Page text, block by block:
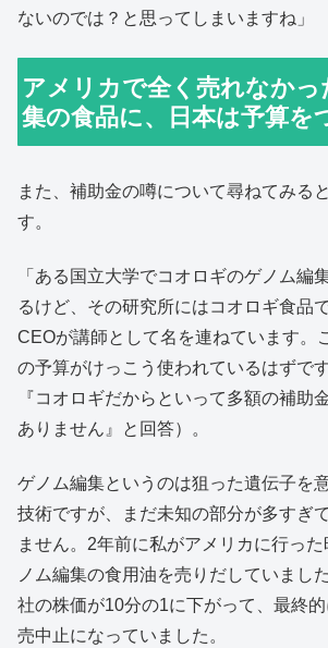
ないのでは？と思ってしまいますね」
アメリカで全く売れなか
集の食品に、日本は予算を
また、補助金の噂について尋ねてみる
す。
「ある国立大学でコオロギのゲノム編
るけど、その研究所にはコオロギ食品
CEOが講師として名を連ねています。
の予算がけっこう使われているはずで
『コオロギだからといって多額の補助
ありません』と回答）。
ゲノム編集というのは狙った遺伝子を
技術ですが、まだ未知の部分が多すぎ
ません。2年前に私がアメリカに行っ
ノム編集の食用油を売りだしていまし
社の株価が10分の1に下がって、最終
売中止になっていました。